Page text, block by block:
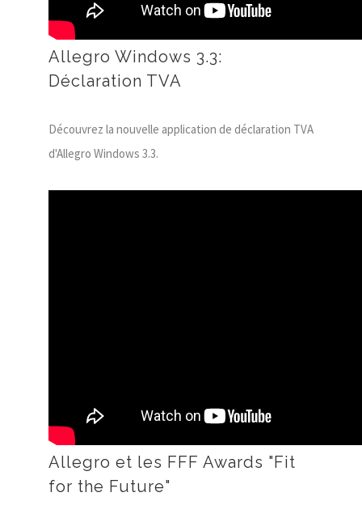
Allegro Windows 3.3:
Déclaration TVA
Découvrez la nouvelle application de déclaration TVA
d'Allegro Windows 3.3.
Allegro et les FFF Awards "Fit
for the Future"